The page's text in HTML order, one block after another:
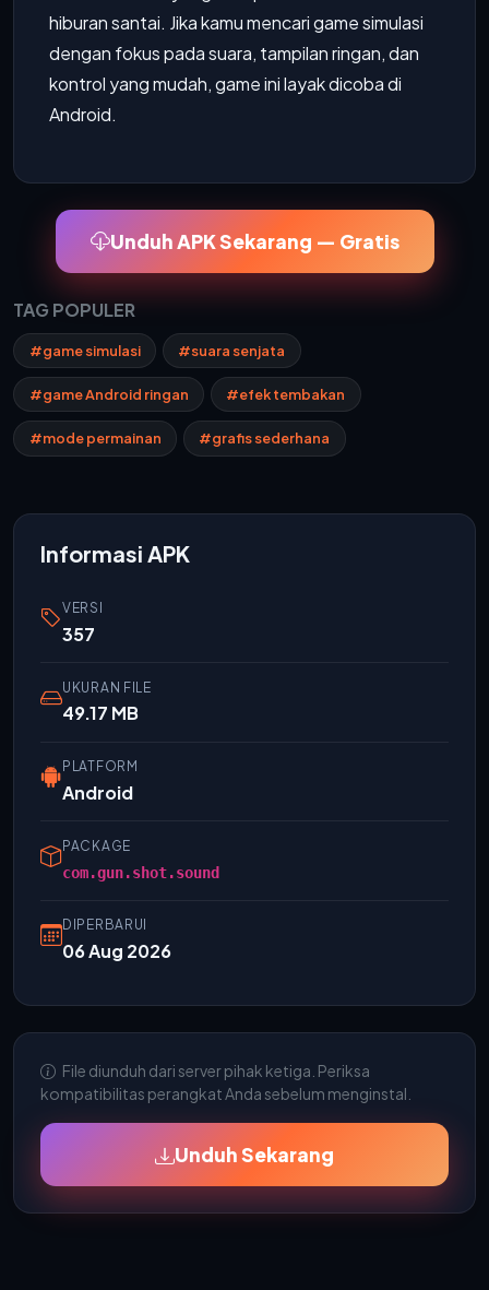
hiburan santai. Jika kamu mencari game simulasi
dengan fokus pada suara, tampilan ringan, dan
kontrol yang mudah, game ini layak dicoba di
Android.
Unduh APK Sekarang — Gratis
TAG POPULER
#game simulasi #suara senjata
#game Android ringan #efek tembakan
#mode permainan #grafis sederhana
Informasi APK
VERSI
357
UKURAN FILE
49.17 MB
PLATFORM
Android
PACKAGE
com.gun.shot.sound
DIPERBARUI
06 Aug 2026
File diunduh dari server pihak ketiga. Periksa
kompatibilitas perangkat Anda sebelum menginstal.
Unduh Sekarang